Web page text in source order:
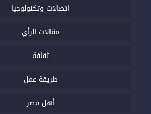
اتصالات وتكنولوجيا
مقالات الرأي
ثقافة
طريقة عمل
أهل مصر